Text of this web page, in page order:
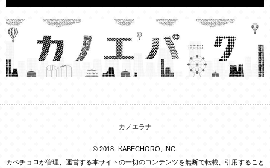
カノエラナ
© 2018- KABECHORO, INC.
カベチョロが管理、運営する本サイトの一切のコンテンツを無断で転載、引用すること